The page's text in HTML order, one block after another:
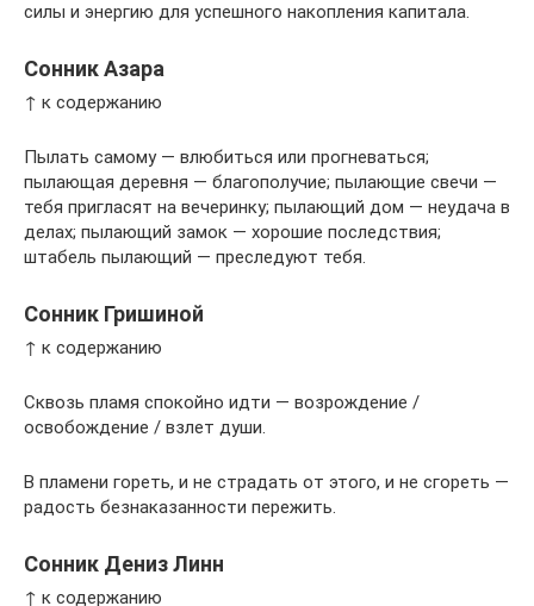
силы и энергию для успешного накопления капитала.
Сонник Азара
↑ к содержанию
Пылать самому — влюбиться или прогневаться;
пылающая деревня — благополучие; пылающие свечи —
тебя пригласят на вечеринку; пылающий дом — неудача в
делах; пылающий замок — хорошие последствия;
штабель пылающий — преследуют тебя.
Сонник Гришиной
↑ к содержанию
Сквозь пламя спокойно идти — возрождение /
освобождение / взлет души.
В пламени гореть, и не страдать от этого, и не сгореть —
радость безнаказанности пережить.
Сонник Дениз Линн
↑ к содержанию